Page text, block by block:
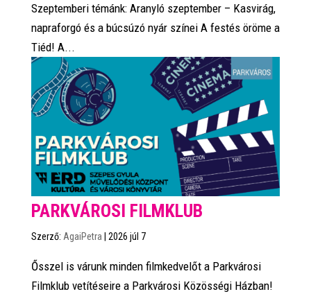
Szeptemberi témánk: Aranyló szeptember – Kasvirág,
napraforgó és a búcsúzó nyár színei A festés öröme a
Tiéd! A...
PARKVÁROSI FILMKLUB
Szerző: AgaiPetra 2026 júl 7
Ősszel is várunk minden filmkedvelőt a Parkvárosi
Filmklub vetítéseire a Parkvárosi Közösségi Házban!